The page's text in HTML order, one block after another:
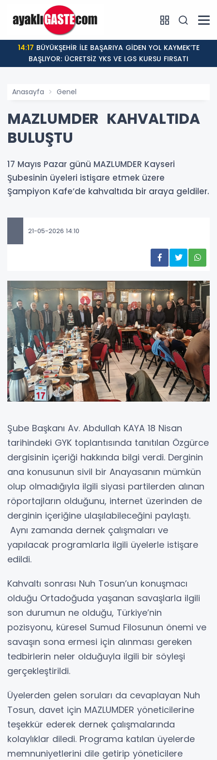
14:17
BAŞLIYOR: ÜCRETSİZ YKS VE LGS KURSU FIRSATI
Anasayfa Genel
MAZLUMDER KAHVALTIDA
BULUŞTU
17 Mayıs Pazar günü MAZLUMDER Kayseri
Şubesinin üyeleri istişare etmek üzere
Şampiyon Kafe’de kahvaltıda bir araya geldiler.
21-05-2026 14:10
Şube Başkanı Av. Abdullah KAYA 18 Nisan
tarihindeki GYK toplantısında tanıtılan Özgürce
dergisinin içeriği hakkında bilgi verdi. Derginin
ana konusunun sivil bir Anayasanın mümkün
olup olmadığıyla ilgili siyasi partilerden alınan
röportajların olduğunu, internet üzerinden de
derginin içeriğine ulaşılabileceğini paylaştı.
Aynı zamanda dernek çalışmaları ve
yapılacak programlarla ilgili üyelerle istişare
edildi.
Kahvaltı sonrası Nuh Tosun’un konuşmacı
olduğu Ortadoğuda yaşanan savaşlarla ilgili
son durumun ne olduğu, Türkiye’nin
pozisyonu, küresel Sumud Filosunun önemi ve
savaşın sona ermesi için alınması gereken
tedbirlerin neler olduğuyla ilgili bir söyleşi
gerçekleştirildi.
Üyelerden gelen soruları da cevaplayan Nuh
Tosun, davet için MAZLUMDER yöneticilerine
teşekkür ederek dernek çalışmalarında
kolaylıklar diledi. Programa katılan üyelerde
memnuniyetlerini dile getirip yöneticilere